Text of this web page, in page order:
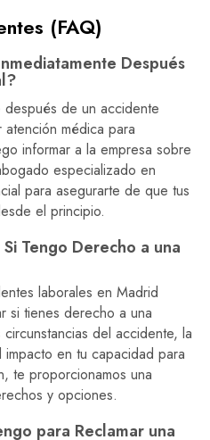
(FAQ)
Después
después de un accidente
médica para
informar a la empresa sobre
especializado en
para asegurarte de que tus
el principio.
Tengo Derecho a una
laborales en Madrid
si tienes derecho a una
del accidente, la
en tu capacidad para
te proporcionamos una
y opciones.
para Reclamar una